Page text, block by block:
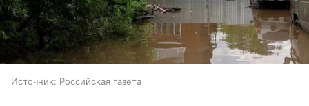
Источник: Российская газета